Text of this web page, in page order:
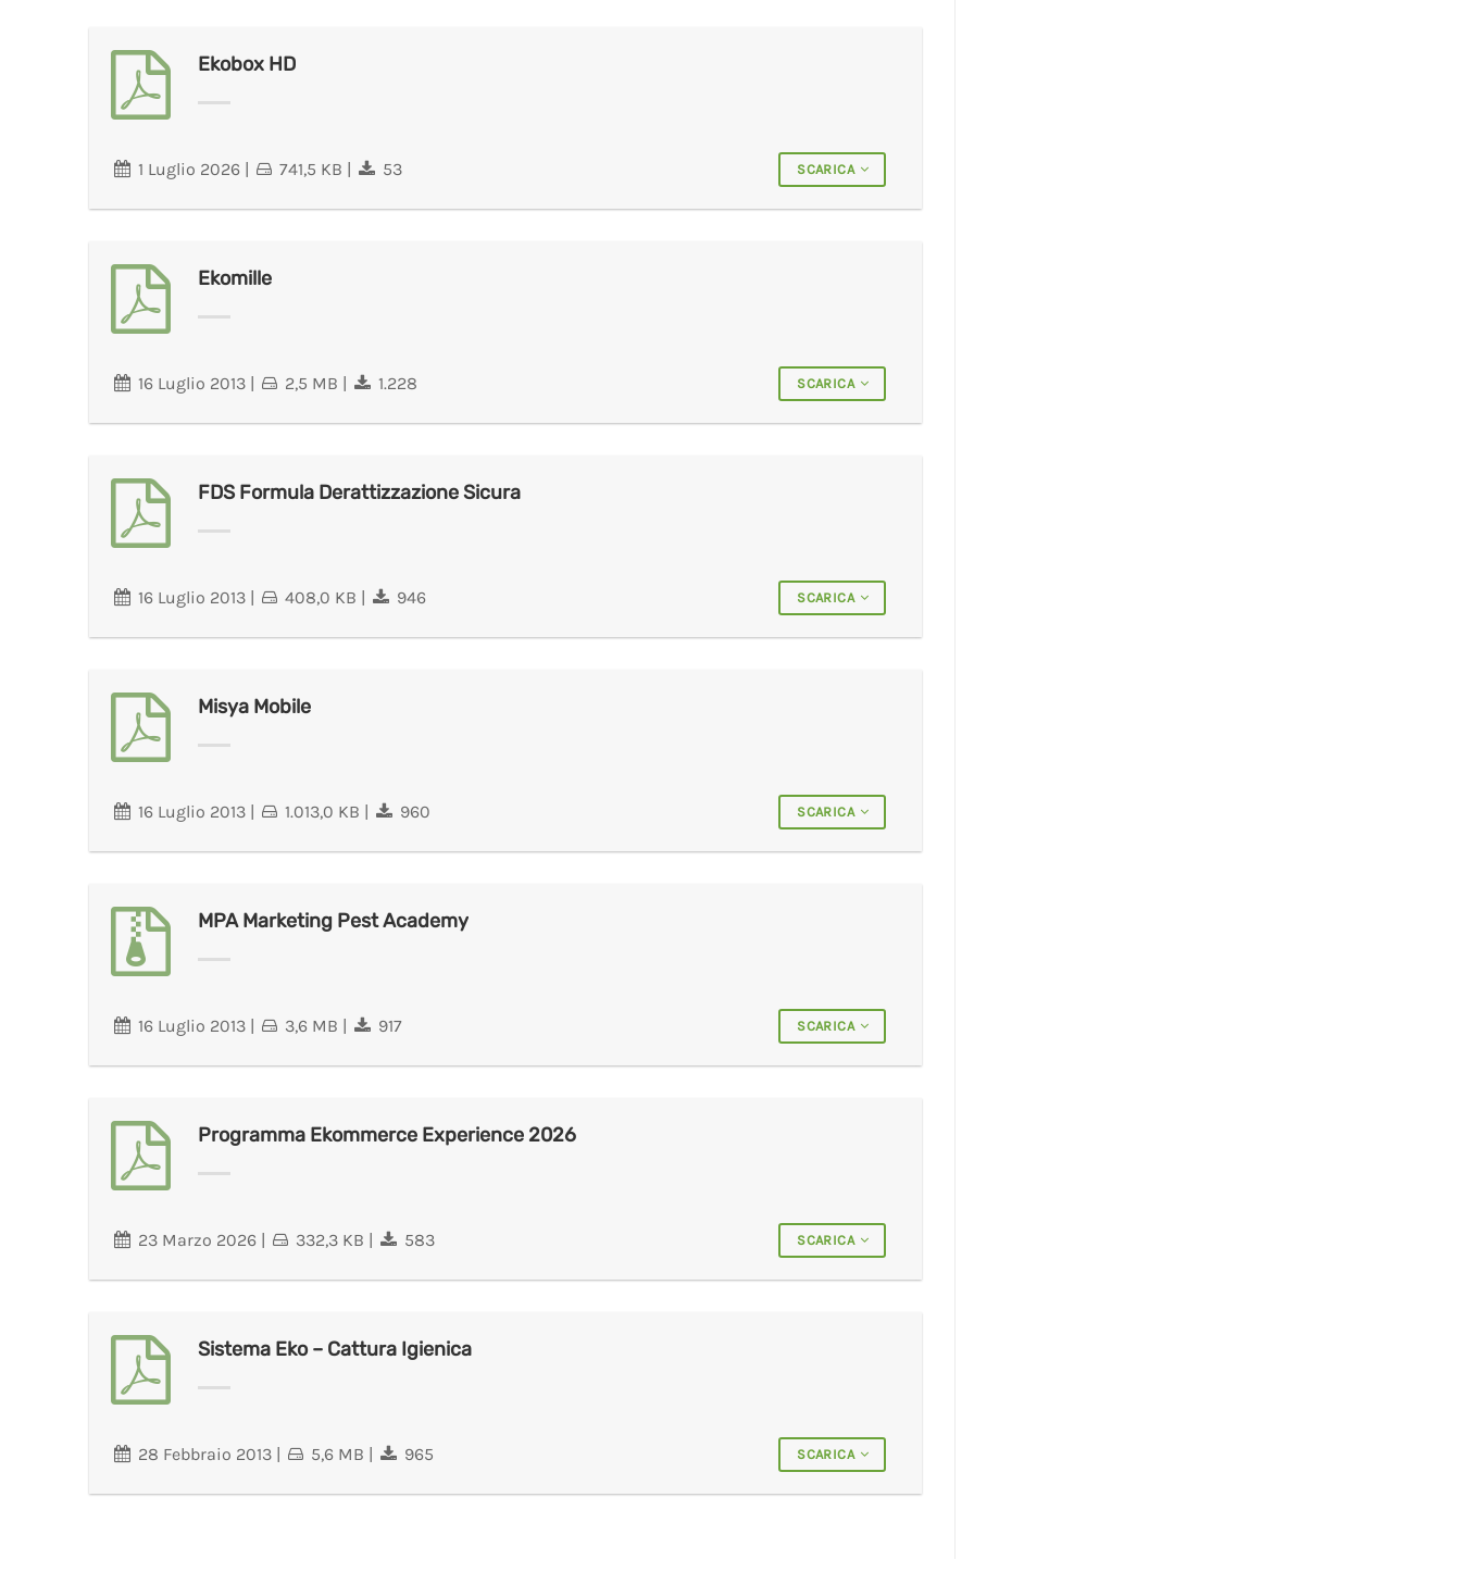
Ekobox HD
1 Luglio 2026| 741,5 KB | 53 SCARICA
Ekomille
16 Luglio 2013| 2,5 MB | 1.228 SCARICA
FDS Formula Derattizzazione Sicura
16 Luglio 2013| 408,0 KB | 946 SCARICA
Misya Mobile
16 Luglio 2013| 1.013,0 KB | 960 SCARICA
MPA Marketing Pest Academy
16 Luglio 2013| 3,6 MB | 917 SCARICA
Programma Ekommerce Experience 2026
23 Marzo 2026| 332,3 KB | 583 SCARICA
Sistema Eko – Cattura Igienica
28 Febbraio 2013| 5,6 MB | 965 SCARICA